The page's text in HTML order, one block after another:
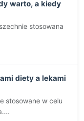
warto, a kiedy
stosowana
diety a lekami
stosowane w celu